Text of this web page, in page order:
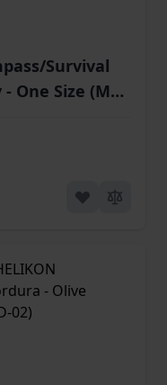
Survival
One Size (MO-